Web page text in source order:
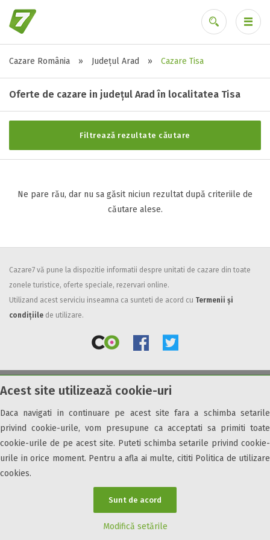
Acest site utilizează cookie-uri
Daca navigati in continuare pe acest site fara a schimba setarile
privind cookie-urile, vom presupune ca acceptati sa primiti toate
cookie-urile de pe acest site. Puteti schimba setarile privind cookie-
urile in orice moment. Pentru a afla ai multe, cititi Politica de utilizare
cookies.
Sunt de acord
Modifică setările
Cazare România » Județul Arad » Cazare Tisa
Oferte de cazare in județul Arad în localitatea Tisa
Filtrează rezultate căutare
Stele / margarete
Neclasificat
2 stele / margarete
3 stele / margarete
Facilități
Internet wireless
All inclusive
Pensiune completa
Demipensiune
Mic dejun
Accepta animale
Accepta voucher vacanta
Acces persoane cu dizabilități
Ne pare rău, dar nu sa găsit niciun rezultat după criteriile de
căutare alese.
Cazare7 vă pune la dispozitie informatii despre unitati de cazare din toate
zonele turistice, oferte speciale, rezervari online.
Utilizand acest serviciu inseamna ca sunteti de acord cu Termenii și
condițiile de utilizare.
© 2026 Cazare7. Toate drepturile rezervate.
Obiective turistice Informații utile Parteneri Cazare7 Harta Cazare7